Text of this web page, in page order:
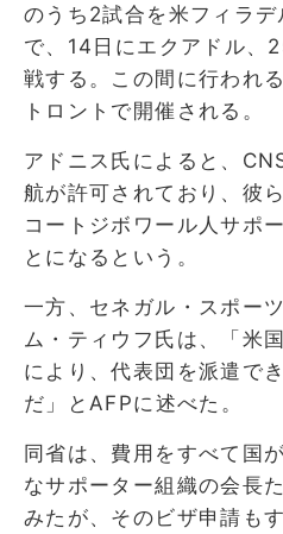
のうち2試合を米フィラデ
で、14日にエクアドル、
戦する。この間に行われ
トロントで開催される。
アドニス氏によると、
航が許可されており、彼
コートジボワール人サポ
とになるという。
一方、セネガル・スポー
ム・ティウフ氏は、「米
により、代表団を派遣で
だ」とAFPに述べた。
同省は、費用をすべて国
なサポーター組織の会長
みたが、そのビザ申請も